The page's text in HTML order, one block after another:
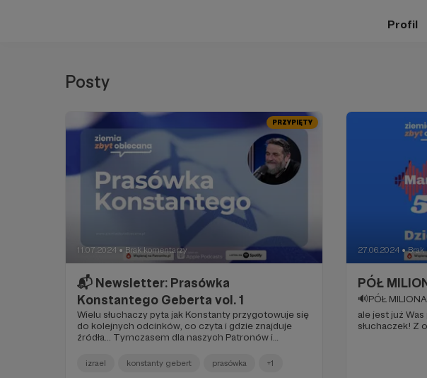
Profil
Posty
PRZYPIĘTY
11.07.2024 ● Brak komentarzy
📬 Newsletter: Prasówka
Konstantego Geberta vol. 1
Wielu słuchaczy pyta jak Konstanty przygotowuje się
do kolejnych odcinków, co czyta i gdzie znajduje
źródła... Tymczasem dla naszych Patronów i
autorskim wyborem najciekawszych artykułów nt.
Izraela i Bliskiego Wschodu, który specjalnie dla Was
izrael konstanty gebert prasówka +1
27.06.2024 ● Brak
PÓŁ
🔊PÓŁ MILIONA!🔊 Wciąż nie możemy w
ale jest już Was
słuchaczek! Z ogromną radością i wdzięcznością